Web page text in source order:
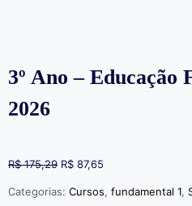
3º Ano – Educação
2026
R$175,29 R$ 87,65
Categorias: Cursos, fundamental 1,